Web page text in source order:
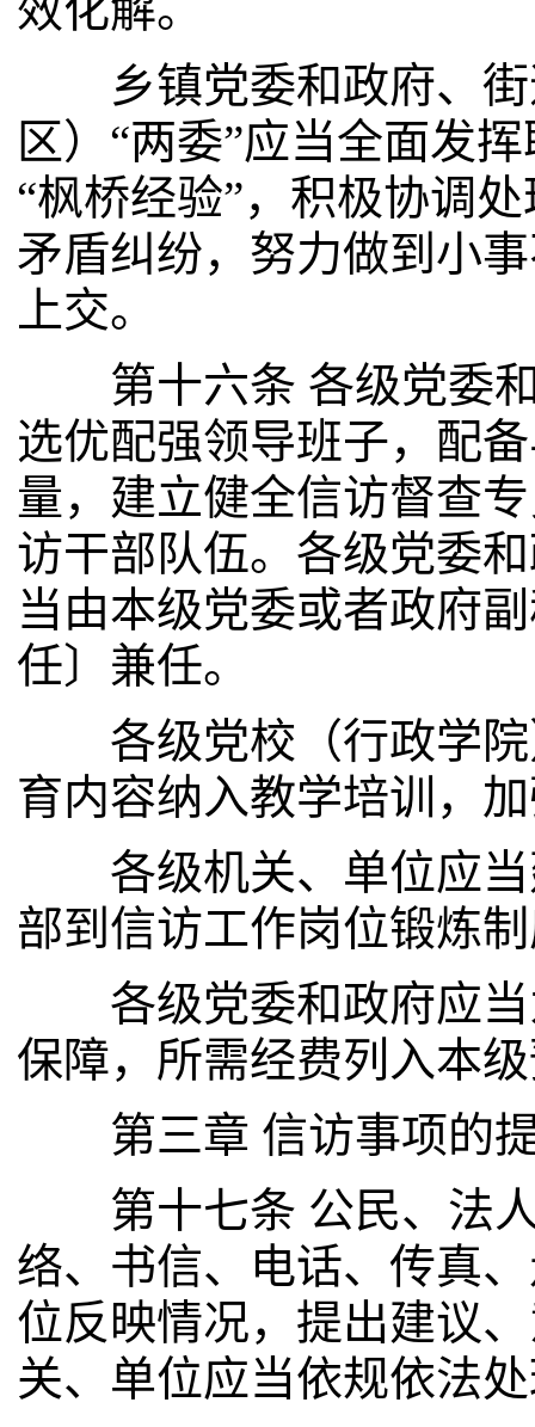
乡镇党委和政府、街
区）“两委”应当全面发
“枫桥经验”，积极协调
矛盾纠纷，努力做到小
上交。
第十六条 各级党委和
选优配强领导班子，配
量，建立健全信访督查
访干部队伍。各级党委
当由本级党委或者政府
任〕兼任。
各级党校（行政学院
育内容纳入教学培训，
各级机关、单位应当
部到信访工作岗位锻炼
各级党委和政府应当
保障，所需经费列入本
第三章 信访事项的
第十七条 公民、法人
络、书信、电话、传真
位反映情况，提出建议
关、单位应当依规依法